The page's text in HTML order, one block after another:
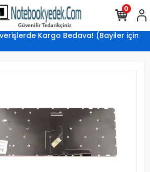
Kargo Bedava! (Bayiler için
0